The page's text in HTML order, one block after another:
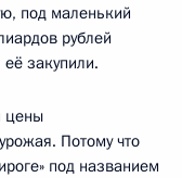
под маленький
рублей
закупили.
цены
Потому что
под названием